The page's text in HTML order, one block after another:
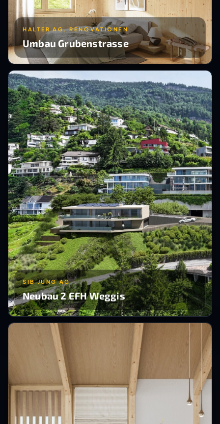
HALTER AG, RENOVATIONEN
Umbau Grubenstrasse
SIB JUNG AG
Neubau 2 EFH Weggis